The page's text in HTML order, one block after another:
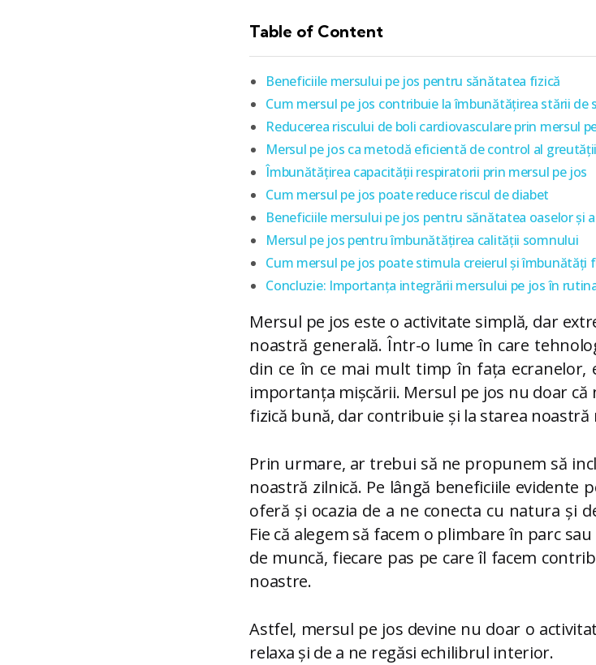
Table of Content
Beneficiile mersului pe jos pentru sănătatea fizică
Cum mersul pe jos contribuie la îmbunătățirea stării de
Reducerea riscului de boli cardiovasculare prin mersul
Mersul pe jos ca metodă eficientă de control al greutății
Îmbunătățirea capacității respiratorii prin mersul pe jos
Cum mersul pe jos poate reduce riscul de diabet
Beneficiile mersului pe jos pentru sănătatea oaselor și
Mersul pe jos pentru îmbunătățirea calității somnului
Cum mersul pe jos poate stimula creierul și îmbunătăți
Concluzie: Importanța integrării mersului pe jos în
Mersul pe jos este o activitate simplă, dar
noastră generală. Într-o lume în care
din ce în ce mai mult timp în fața ecranelor,
importanța mișcării. Mersul pe jos nu doar
fizică bună, dar contribuie și la starea noastră
Prin urmare, ar trebui să ne propunem să
noastră zilnică. Pe lângă beneficiile evidente
oferă și ocazia de a ne conecta cu natura și
Fie că alegem să facem o plimbare în parc
de muncă, fiecare pas pe care îl facem
noastre.
Astfel, mersul pe jos devine nu doar o
relaxa și de a ne regăsi echilibrul interior.